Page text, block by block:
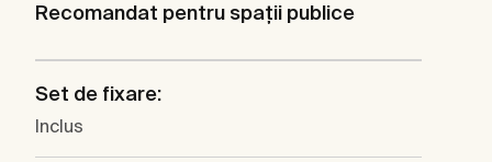
Recomandat pentru spaţii publice
Set de fixare:
Inclus